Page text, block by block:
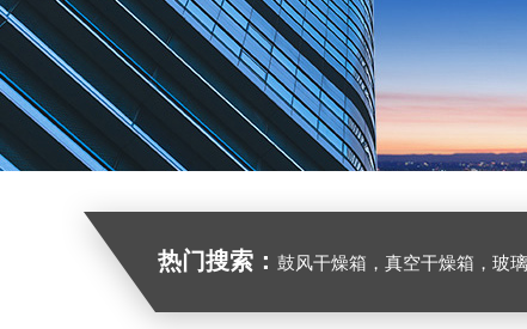
热门搜索： 鼓风干燥箱，真空干燥箱，玻璃反应釜